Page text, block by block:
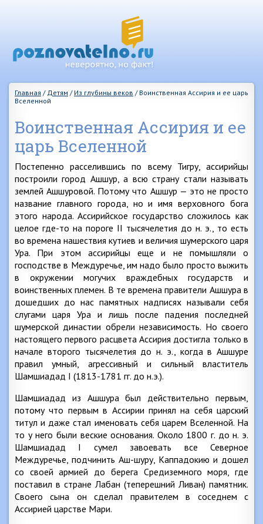
Главная / Детям / Из глубины веков / Воинственная Ассирия и ее царь
Вселенной
Воинственная Ассирия и ее
царь Вселенной
Постепенно расселившись по всему Тигру, ассирийцы
построили город Ашшур, а всю страну стали называть
землей Ашшуровой. Потому что Ашшур — это не просто
название главного города, но и имя верховного бога
этого народа. Ассирийское государство сложилось как
целое где-то на пороге II тысячелетия до н. э., то есть
во времена нашествия кутиев и величия шумерского царя
Ура. При этом ассирийцы еще и не помышляли о
господстве в Междуречье, им надо было просто выжить
в окружении могучих враждебных государств и
воинственных племен. В те времена правители Ашшура в
дошедших до нас памятных надписях называли себя
слугами царя Ура и лишь после падения последней
шумерской династии обрели независимость. Но своего
настоящего первого расцвета Ассирия достигла только в
начале второго тысячелетия до н. э., когда в Ашшуре
правил умный, агрессивный и сильный властитель
Шамшиадад I (1813-1781 гг. до н.э.).
Шамшиадад из Ашшура был действительно первым,
потому что первым в Ассирии принял на себя царский
титул и даже стал именовать себя царем Вселенной. На
то у него были веские основания. Около 1800 г. до н. э.
Шамшиадад I сумел завоевать все Северное
Междуречье, подчинить Аш-шуру, Каппадокию и дошел
со своей армией до берега Средиземного моря, где
поставил в стране Лабан (теперешний Ливан) памятник.
Своего сына он сделал правителем в соседнем с
Ассирией царстве Мари.